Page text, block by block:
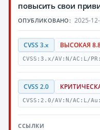
повысить свои
ОПУБЛИКОВАНО: 2025-
CVSS 3.x ВЫСОКАЯ
CVSS:3.x/AV:N/AC:L/
CVSS 2.0
CVSS:2.0/AV:N/AC:L/
ССЫЛКИ